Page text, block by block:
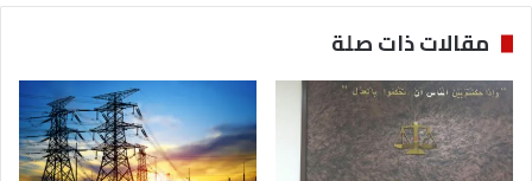
ةل
ه
ب
ع
مقالات ذات صلة